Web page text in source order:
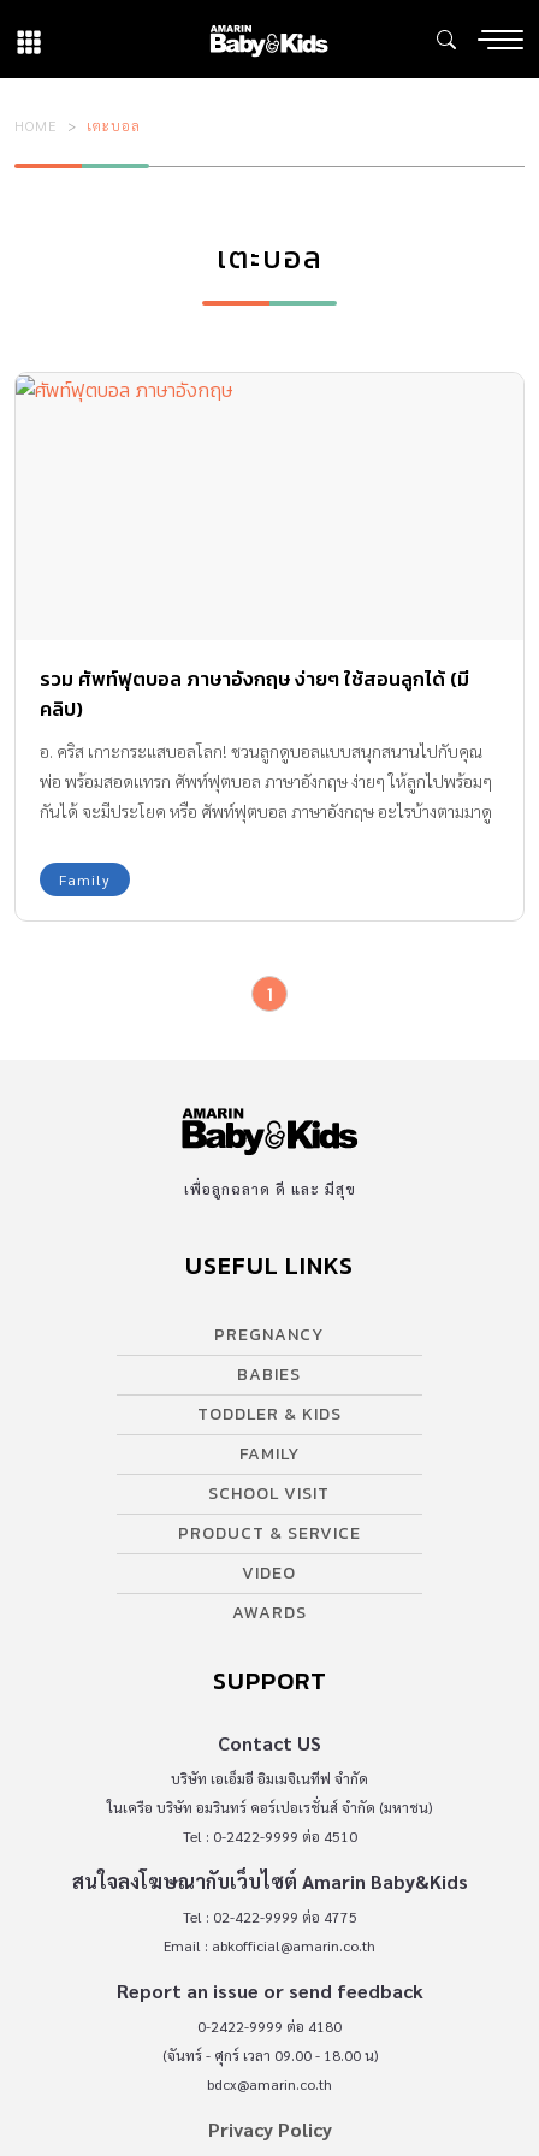
HOME เตะบอล
เตะบอล
รวม ศัพท์ฟุตบอล ภาษาอังกฤษ ง่ายๆ ใช้สอนลูกได้ (มี
คลิป)
อ. คริส เกาะกระแสบอลโลก! ชวนลูกดูบอลแบบสนุกสนานไปกับคุณ
พ่อ พร้อมสอดแทรก ศัพท์ฟุตบอล ภาษาอังกฤษ ง่ายๆ ให้ลูกไปพร้อมๆ
กันได้ จะมีประโยค หรือ ศัพท์ฟุตบอล ภาษาอังกฤษ อะไรบ้างตามมาดู
Family
1
เพื่อลูกฉลาด ดี และ มีสุข
USEFUL LINKS
PREGNANCY
BABIES
TODDLER & KIDS
FAMILY
SCHOOL VISIT
PRODUCT & SERVICE
VIDEO
AWARDS
SUPPORT
Contact US
บริษัท เอเอ็มอี อิมเมจิเนทีฟ จำกัด
ในเครือ บริษัท อมรินทร์ คอร์เปอเรชั่นส์ จำกัด (มหาชน)
Tel : 0-2422-9999 ต่อ 4510
สนใจลงโฆษณากับเว็บไซต์ Amarin Baby&Kids
Tel : 02-422-9999 ต่อ 4775
Email : abkofficial@amarin.co.th
Report an issue or send feedback
0-2422-9999 ต่อ 4180
(จันทร์ - ศุกร์ เวลา 09.00 - 18.00 น)
bdcx@amarin.co.th
Privacy Policy